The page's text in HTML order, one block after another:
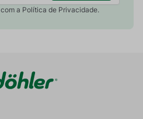
a Política de Privacidade.